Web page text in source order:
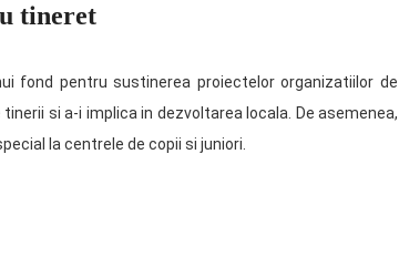
tineret
fond pentru sustinerea proiectelor organizatiilor de
si a-i implica in dezvoltarea locala. De asemenea,
la centrele de copii si juniori.